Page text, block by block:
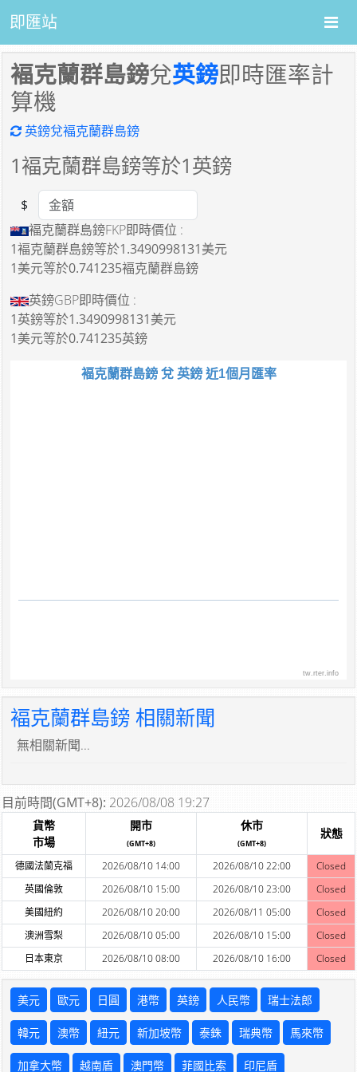
即匯站
褔克蘭群島鎊兌英鎊即時匯率計
算機
英鎊兌褔克蘭群島鎊
1褔克蘭群島鎊等於1英鎊
Amount
$
褔克蘭群島鎊FKP即時價位 :
1褔克蘭群島鎊等於1.3490998131美元
1美元等於0.741235褔克蘭群島鎊
英鎊GBP即時價位 :
1英鎊等於1.3490998131美元
1美元等於0.741235英鎊
褔克蘭群島鎊 兌 英鎊 近1個月匯率
tw.rter.info
褔克蘭群島鎊 相關新聞
無相關新聞...
目前時間(GMT+8): 2026/08/08 19:27
貨幣
市場
開市
(GMT+8)
休市
(GMT+8)
狀態
德國法蘭克福 2026/08/10 14:00 2026/08/10 22:00
Closed
英國倫敦
2026/08/10 15:00 2026/08/10 23:00
Closed
美國紐約
2026/08/10 20:00 2026/08/11 05:00
Closed
澳洲雪梨
2026/08/10 05:00 2026/08/10 15:00
Closed
日本東京
2026/08/10 08:00 2026/08/10 16:00 Closed
美元 歐元 日圓 港幣 英鎊 人民幣 瑞士法郎
韓元 澳幣 紐元 新加坡幣 泰銖 瑞典幣 馬來幣
加拿大幣 越南盾 澳門幣 菲國比索 印尼盾